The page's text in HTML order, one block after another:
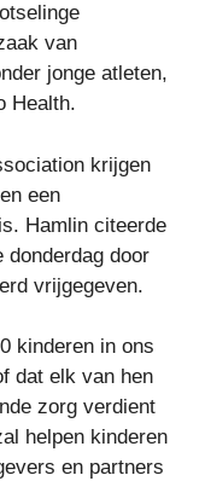
van
jonge atleten,
Health.
krijgen
een
Hamlin citeerde
door
vrijgegeven.
kinderen in ons
dat elk van hen
zorg verdient
helpen kinderen
en partners